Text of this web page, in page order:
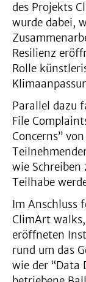
des Projekts
wurde dabei,
Resilienz
Rolle
Parallel dazu
File
Concerns”
wie
Teilhabe
Im Anschluss
ClimArt
eröffneten
rund um das
wie der “Data